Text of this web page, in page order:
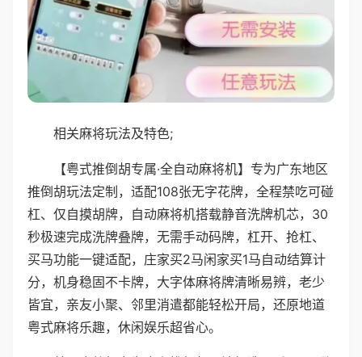
相关麻将玩法及特色;
【粤式推倒胡专属·全自动麻将机】专为广东地区
推倒胡玩法定制，适配108张无字花牌，全程禁吃可碰
杠、仅自摸胡牌，自动麻将机搭载静音洗牌机芯，30
秒极速完成洗牌叠牌，无需手动码牌，杠开、抢杠、
买马功能一键适配，庄家买2马闲家买1马自动结算计
分，机身稳固不卡牌，大字体麻将牌清晰易辨，老少
皆宜，亲友小聚、邻里消遣都能轻松开局，还原地道
粤式麻将乐趣，休闲娱乐超省心。